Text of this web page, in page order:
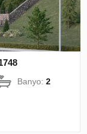
Banyo:2